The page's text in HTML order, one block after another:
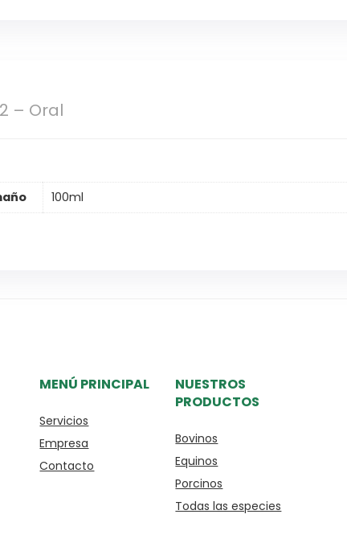
– Oral
100ml
MENÚ PRINCIPAL
Servicios
Empresa
Contacto
NUESTROS
PRODUCTOS
Bovinos
Equinos
Porcinos
Todas las especies